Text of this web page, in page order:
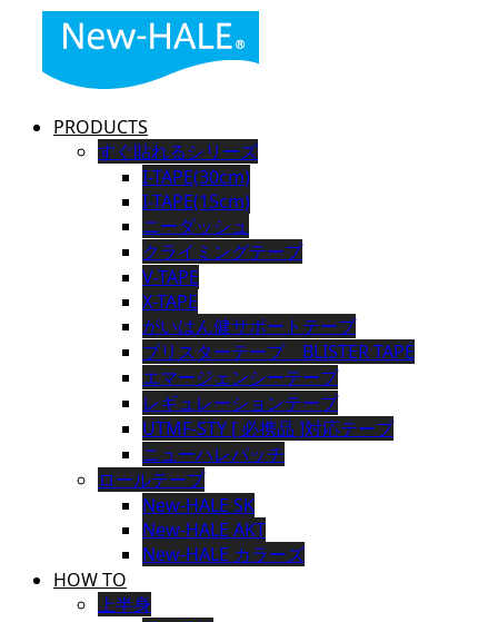
PRODUCTS
すぐ貼れるシリーズ
I-TAPE(30cm)
I-TAPE(15cm)
ニーダッシュ
クライミングテープ
V-TAPE
X-TAPE
がいはん健サポートテープ
ブリスターテープ BLISTER TAPE
エマージェンシーテープ
レギュレーションテープ
UTMF-STY [ 必携品 ]対応テープ
ニューハレパッチ
ロールテープ
New-HALE SK
New-HALE AKT
New-HALE カラーズ
HOW TO
上半身